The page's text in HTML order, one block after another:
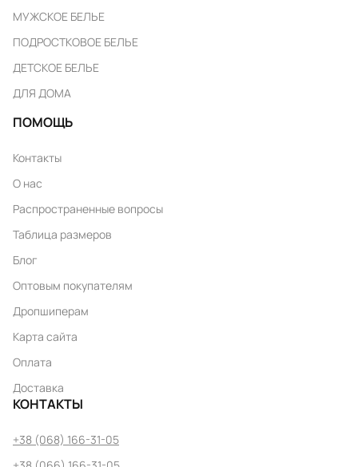
МУЖСКОЕ БЕЛЬЕ
ПОДРОСТКОВОЕ БЕЛЬЕ
ДЕТСКОЕ БЕЛЬЕ
ДЛЯ ДОМА
ПОМОЩЬ
Контакты
О нас
Распространенные вопросы
Таблица размеров
Блог
Оптовым покупателям
Дропшиперам
Карта сайта
Оплата
Доставка
КОНТАКТЫ
+38 (068) 166-31-05